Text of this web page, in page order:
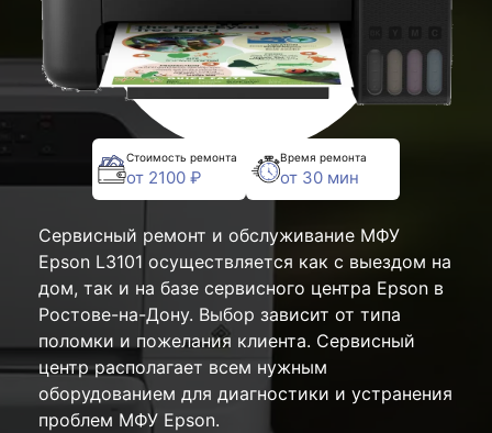
Стоимость ремонта
от 2100 ₽
Время ремонта
от 30 мин
Сервисный ремонт и обслуживание МФУ
Epson L3101 осуществляется как с выездом на
дом, так и на базе сервисного центра Epson в
Ростове-на-Дону. Выбор зависит от типа
поломки и пожелания клиента. Сервисный
центр располагает всем нужным
оборудованием для диагностики и устранения
проблем МФУ Epson.